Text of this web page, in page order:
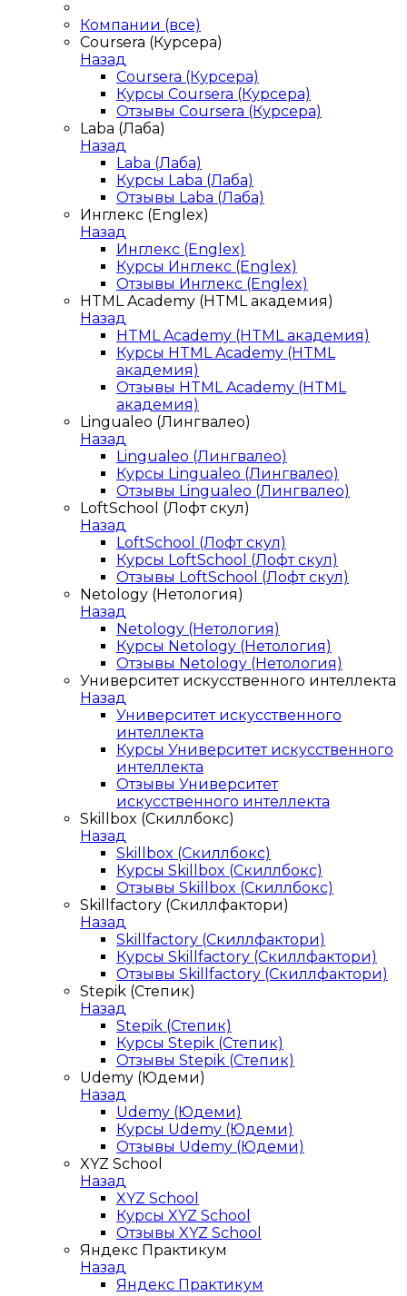
Компании (все)
Coursera (Курсера)
Назад
Coursera (Курсера)
Курсы Coursera (Курсера)
Отзывы Coursera (Курсера)
Laba (Лаба)
Назад
Laba (Лаба)
Курсы Laba (Лаба)
Отзывы Laba (Лаба)
Инглекс (Englex)
Назад
Инглекс (Englex)
Курсы Инглекс (Englex)
Отзывы Инглекс (Englex)
HTML Academy (HTML академия)
Назад
HTML Academy (HTML академия)
Курсы HTML Academy (HTML
академия)
Отзывы HTML Academy (HTML
академия)
Lingualeo (Лингвалео)
Назад
Lingualeo (Лингвалео)
Курсы Lingualeo (Лингвалео)
Отзывы Lingualeo (Лингвалео)
LoftSchool (Лофт скул)
Назад
LoftSchool (Лофт скул)
Курсы LoftSchool (Лофт скул)
Отзывы LoftSchool (Лофт скул)
Netology (Нетология)
Назад
Netology (Нетология)
Курсы Netology (Нетология)
Отзывы Netology (Нетология)
Университет искусственного интеллекта
Назад
Университет искусственного
интеллекта
Курсы Университет искусственного
интеллекта
Отзывы Университет
искусственного интеллекта
Skillbox (Скиллбокс)
Назад
Skillbox (Скиллбокс)
Курсы Skillbox (Скиллбокс)
Отзывы Skillbox (Скиллбокс)
Skillfactory (Скиллфактори)
Назад
Skillfactory (Скиллфактори)
Курсы Skillfactory (Скиллфактори)
Отзывы Skillfactory (Скиллфактори)
Stepik (Степик)
Назад
Stepik (Степик)
Курсы Stepik (Степик)
Отзывы Stepik (Степик)
Udemy (Юдеми)
Назад
Udemy (Юдеми)
Курсы Udemy (Юдеми)
Отзывы Udemy (Юдеми)
XYZ School
Назад
XYZ School
Курсы XYZ School
Отзывы XYZ School
Яндекс Практикум
Назад
Яндекс Практикум